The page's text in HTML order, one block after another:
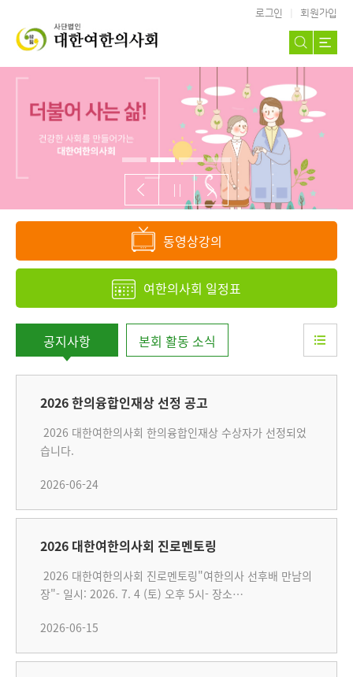
로그인 회원가입
동영상강의
여한의사회 일정표
공지사항 본회 활동 소식
2026 한의융합인재상 선정 공고
2026 대한여한의사회 한의융합인재상 수상자가 선정되었
습니다.
2026-06-24
2026 대한여한의사회 진로멘토링
2026 대한여한의사회 진로멘토링"여한의사 선후배 만남의
장"- 일시: 2026. 7. 4 (토) 오후 5시- 장소…
2026-06-15